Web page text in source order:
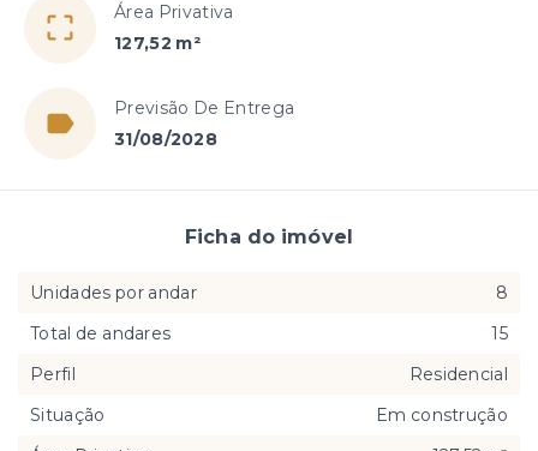
Área Privativa
127,52 m²
Previsão De Entrega
31/08/2028
Ficha do imóvel
Unidades por andar
8
Total de andares
15
Perfil
Residencial
Situação
Em construção